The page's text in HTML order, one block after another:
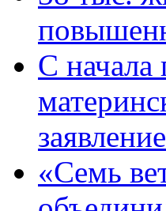
С начала
«Семь